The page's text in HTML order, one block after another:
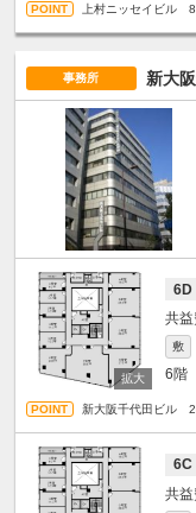
上村ニッセイビル
事務所 新大
6D
敷
6階
新大阪千代田ビル
6C